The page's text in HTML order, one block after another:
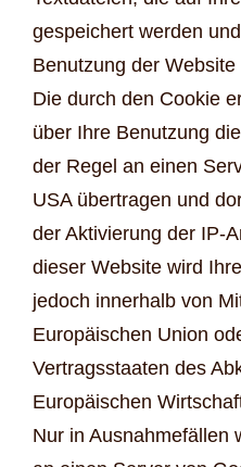
gespeichert werden
Benutzung der
Die durch den Cookie
über Ihre Benutzung
der Regel an einen
USA übertragen und
der Aktivierung der IP-
dieser Website wird
jedoch innerhalb von
Europäischen Union
Vertragsstaaten des
Europäischen
Nur in Ausnahmefällen